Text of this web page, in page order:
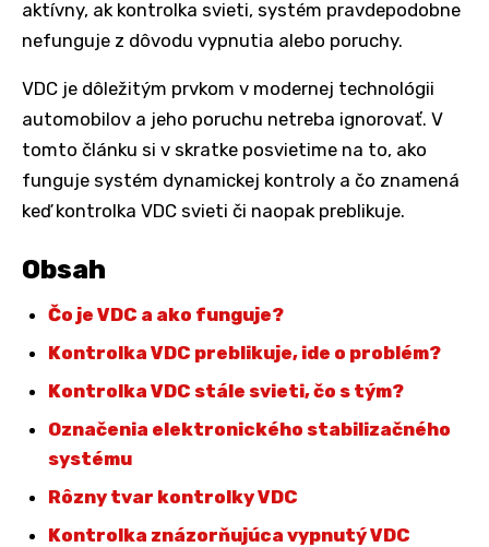
aktívny, ak kontrolka svieti, systém pravdepodobne
nefunguje z dôvodu vypnutia alebo poruchy.
VDC je dôležitým prvkom v modernej technológii
automobilov a jeho poruchu netreba ignorovať. V
tomto článku si v skratke posvietime na to, ako
funguje systém dynamickej kontroly a čo znamená
keď kontrolka VDC svieti či naopak preblikuje.
Obsah
Čo je VDC a ako funguje?
Kontrolka VDC preblikuje, ide o problém?
Kontrolka VDC stále svieti, čo s tým?
Označenia elektronického stabilizačného
systému
Rôzny tvar kontrolky VDC
Kontrolka znázorňujúca vypnutý VDC